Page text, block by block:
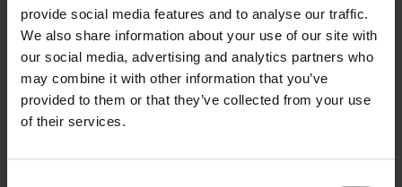
provide social media features and to analyse our traffic.
We also share information about your use of our site with
our social media, advertising and analytics partners who
may combine it with other information that you’ve
provided to them or that they’ve collected from your use
of their services.
VERSAND UND RETOUREN
TECHNISCHE SPEZIFIKATIONEN